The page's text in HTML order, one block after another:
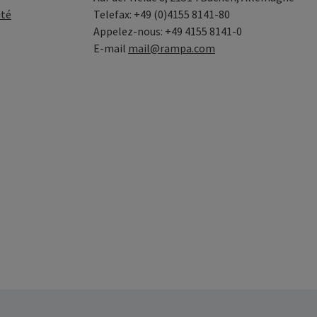
Telefax: +49 (0)4155 8141-80
Appelez-nous: +49 4155 8141-0
E-mail mail@rampa.com